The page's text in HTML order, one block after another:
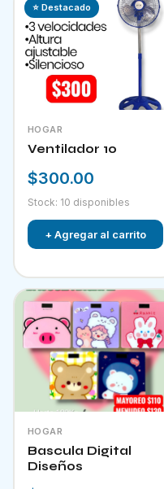
⭐ Destacado
HOGAR
Ventilador 10
$300.00
Stock: 10 disponibles
+ Agregar al carrito
HOGAR
Bascula Digital
Diseños